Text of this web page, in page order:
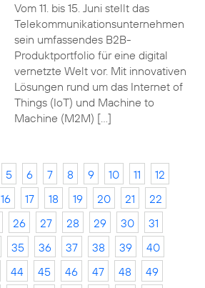
Vom 11. bis 15. Juni stellt das
Telekommunikationsunternehmen
sein umfassendes B2B-
Produktportfolio für eine digital
vernetzte Welt vor. Mit innovativen
Lösungen rund um das Internet of
Things (IoT) und Machine to
Machine (M2M) […]
5 6 7 8 9 10 11
12
16 17 18 19 20 21
22
26 27 28 29 30
31
35 36 37 38 39
40
44 45 46 47 48
49